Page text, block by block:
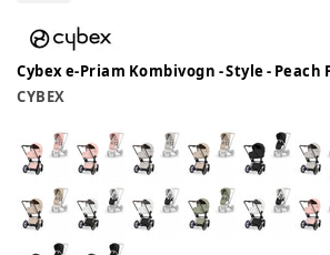
Cybex e-Priam Kombivogn - Style - Peach
CYBEX